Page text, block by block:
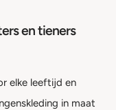
en tieners
elke leeftijd en
in maat